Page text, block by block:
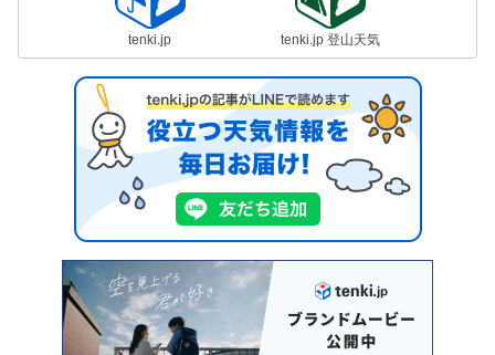
tenki.jp tenki.jp 登山天気